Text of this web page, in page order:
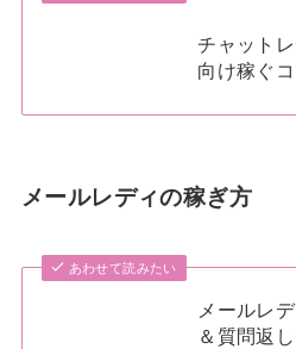
チャット
向け稼ぐ
メールレディの稼ぎ方
あわせて読みたい
メールレ
＆質問返